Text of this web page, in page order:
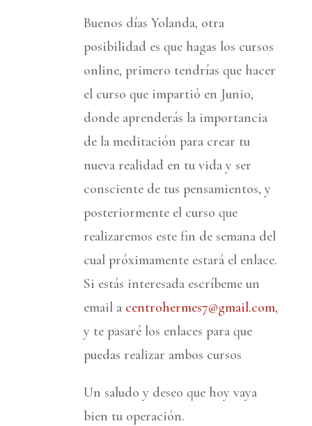
Buenos días Yolanda, otra
posibilidad es que hagas los cursos
online, primero tendrías que hacer
el curso que impartió en Junio,
donde aprenderás la importancia
de la meditación para crear tu
nueva realidad en tu vida y ser
consciente de tus pensamientos, y
posteriormente el curso que
realizaremos este fin de semana del
cual próximamente estará el enlace.
Si estás interesada escríbeme un
email a centrohermes7@gmail.com,
y te pasaré los enlaces para que
puedas realizar ambos cursos
Un saludo y deseo que hoy vaya
bien tu operación.